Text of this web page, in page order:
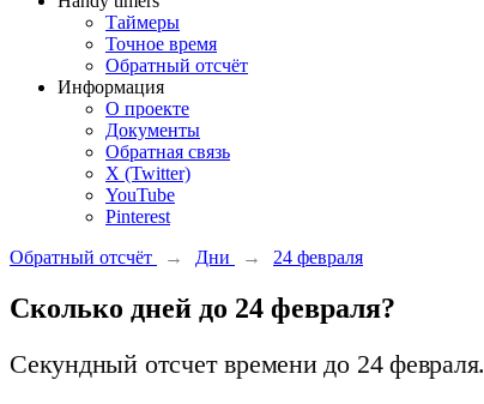
Таймеры
Точное время
Обратный отсчёт
Информация
О проекте
Документы
Обратная связь
X (Twitter)
YouTube
Pinterest
Обратный отсчёт
→ Дни → 24 февраля
Сколько дней до 24 февраля?
Секундный отсчет времени до 24 февраля.